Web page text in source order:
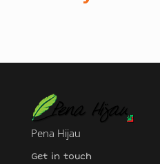
Pena Hijau
Get in touch